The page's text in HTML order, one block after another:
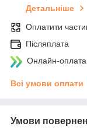
Детальніше
Оплатити
Післяплата
Онлайн-
Всі умови оплати
Умови